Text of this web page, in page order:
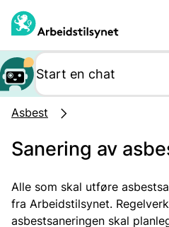
hovedinnhold
Asbest
Sanering av
Alle som skal utføre
fra Arbeidstilsynet.
asbestsaneringen skal